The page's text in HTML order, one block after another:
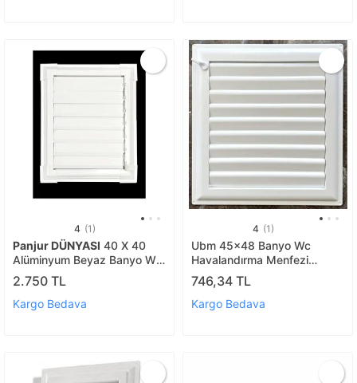
4 (1)
Panjur DÜNYASI 40 X 40
Alüminyum Beyaz Banyo Wc
Havalandırma Panjur Menfez
Beyaz
2.750 TL
Kargo Bedava
4 (1)
Ubm 45x48 Banyo Wc
Havalandırma Menfezi
Yapışkanlı (cam Menfez
Hediyeli)
746,34 TL
Kargo Bedava